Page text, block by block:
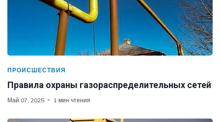
ПРОИСШЕСТВИЯ
Правила охраны газораспределительных сетей
Май 07, 2025 1 мин чтения